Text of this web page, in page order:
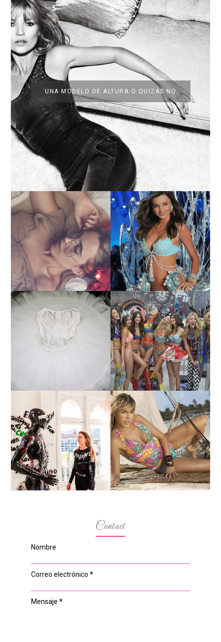
UNA MODELO DE ALTURA O QUIZÁS NO
LA BAILARINA BLANCA
DE LA CRUZ O COMO
REINVENTARSE ANTE
LA ADVERSIDAD.
LA ALTURA DE LAS
MODELOS MAS ALTAS
TUTORIAL PARA HACER
UN TUTÚ DE BALLET DE
PLATO CON ARO.
¿QUIERES SABER LA
EDAD Y ALTURA DE LAS
MODELOS VICTORIA'S
SECRET 2017?
MARGA GONZÁLEZ Y
ELIA FERNÁNDEZ
DIALOGAN EN ESPACIO
DEL ANONIMATO, LA
CASA ROSA DE OVIEDO
LA ALTURA DE LAS
MODELOS MAS
BAJITAS
Contact
Nombre
Correo electrónico *
Mensaje *